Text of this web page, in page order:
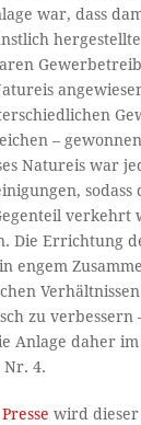
war, dass
–
Natureis war
sodass
verkehrt
Die Errichtung
engem
zu verbessern
Anlage daher
Nr. 4.
Pressewird dieser